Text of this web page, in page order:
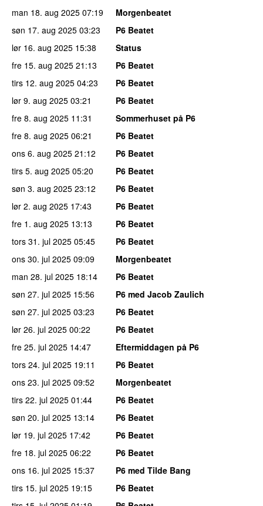
man 18. aug 2025 07:19
Morgenbeatet
søn 17. aug 2025 03:23
P6 Beatet
lør 16. aug 2025 15:38
Status
fre 15. aug 2025 21:13
P6 Beatet
tirs 12. aug 2025 04:23
P6 Beatet
lør 9. aug 2025 03:21
P6 Beatet
fre 8. aug 2025 11:31
Sommerhuset på P6
fre 8. aug 2025 06:21
P6 Beatet
ons 6. aug 2025 21:12
P6 Beatet
tirs 5. aug 2025 05:20
P6 Beatet
søn 3. aug 2025 23:12
P6 Beatet
lør 2. aug 2025 17:43
P6 Beatet
fre 1. aug 2025 13:13
P6 Beatet
tors 31. jul 2025 05:45
P6 Beatet
ons 30. jul 2025 09:09
Morgenbeatet
man 28. jul 2025 18:14
P6 Beatet
søn 27. jul 2025 15:56
P6 med Jacob Zaulich
søn 27. jul 2025 03:23
P6 Beatet
lør 26. jul 2025 00:22
P6 Beatet
fre 25. jul 2025 14:47
Eftermiddagen på P6
tors 24. jul 2025 19:11
P6 Beatet
ons 23. jul 2025 09:52
Morgenbeatet
tirs 22. jul 2025 01:44
P6 Beatet
søn 20. jul 2025 13:14
P6 Beatet
lør 19. jul 2025 17:42
P6 Beatet
fre 18. jul 2025 06:22
P6 Beatet
ons 16. jul 2025 15:37
P6 med Tilde Bang
tirs 15. jul 2025 19:15
P6 Beatet